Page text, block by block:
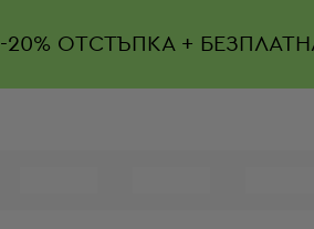
-20% ОТСТЪПКА +